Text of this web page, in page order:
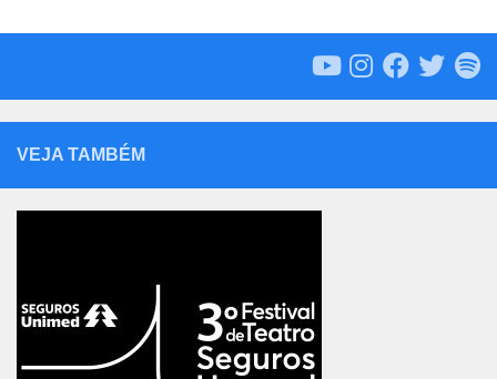
VEJA TAMBÉM